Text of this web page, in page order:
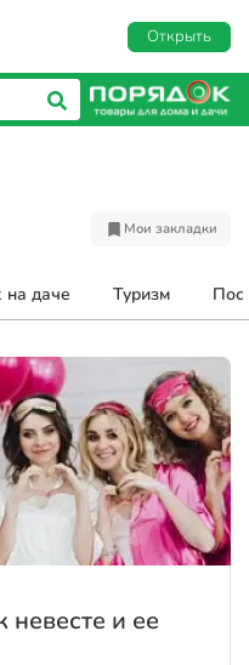
Открыть
Мои закладки
даче Туризм
невесте и ее